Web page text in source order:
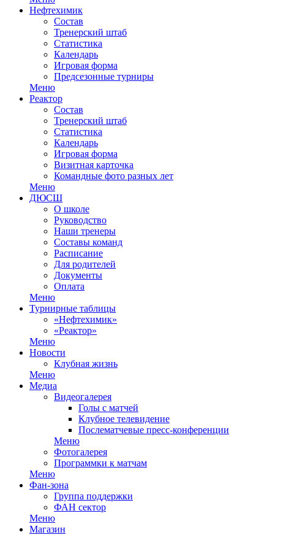
Нефтехимик
Состав
Тренерский штаб
Статистика
Календарь
Игровая форма
Предсезонные турниры
Меню
Реактор
Состав
Тренерский штаб
Статистика
Календарь
Игровая форма
Визитная карточка
Командные фото разных лет
Меню
ДЮСШ
О школе
Руководство
Наши тренеры
Составы команд
Расписание
Для родителей
Документы
Оплата
Меню
Турнирные таблицы
«Нефтехимик»
«Реактор»
Меню
Новости
Клубная жизнь
Меню
Медиа
Видеогалерея
Голы с матчей
Клубное телевидение
Послематчевые пресс-конференции
Меню
Фотогалерея
Программки к матчам
Меню
Фан-зона
Группа поддержки
ФАН сектор
Меню
Магазин